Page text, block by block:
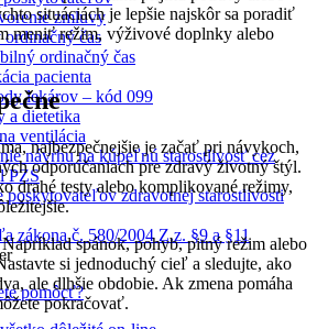
zmluvy
ordinačný čas
ordinačný čas
pacienta
lekárov – kód 099
a dietetika
ventilácia
návrhu na kúpeľnú starostlivosť cez
PZS
poskytovateľov zdravotnej starostlivosti
zákona č. 580/2004 Z.z. §9 a §11
situáciách je lepšie najskôr sa poradiť
meniť režim, výživové doplnky alebo
najbezpečnejšie je začať pri návykoch,
odporúčaniach pre zdravý životný štýl.
drahé testy alebo komplikované režimy,
spánok, pohyb, pitný režim alebo
si jednoduchý cieľ a sledujte, ako
ale dlhšie obdobie. Ak zmena pomáha
pokračovať.